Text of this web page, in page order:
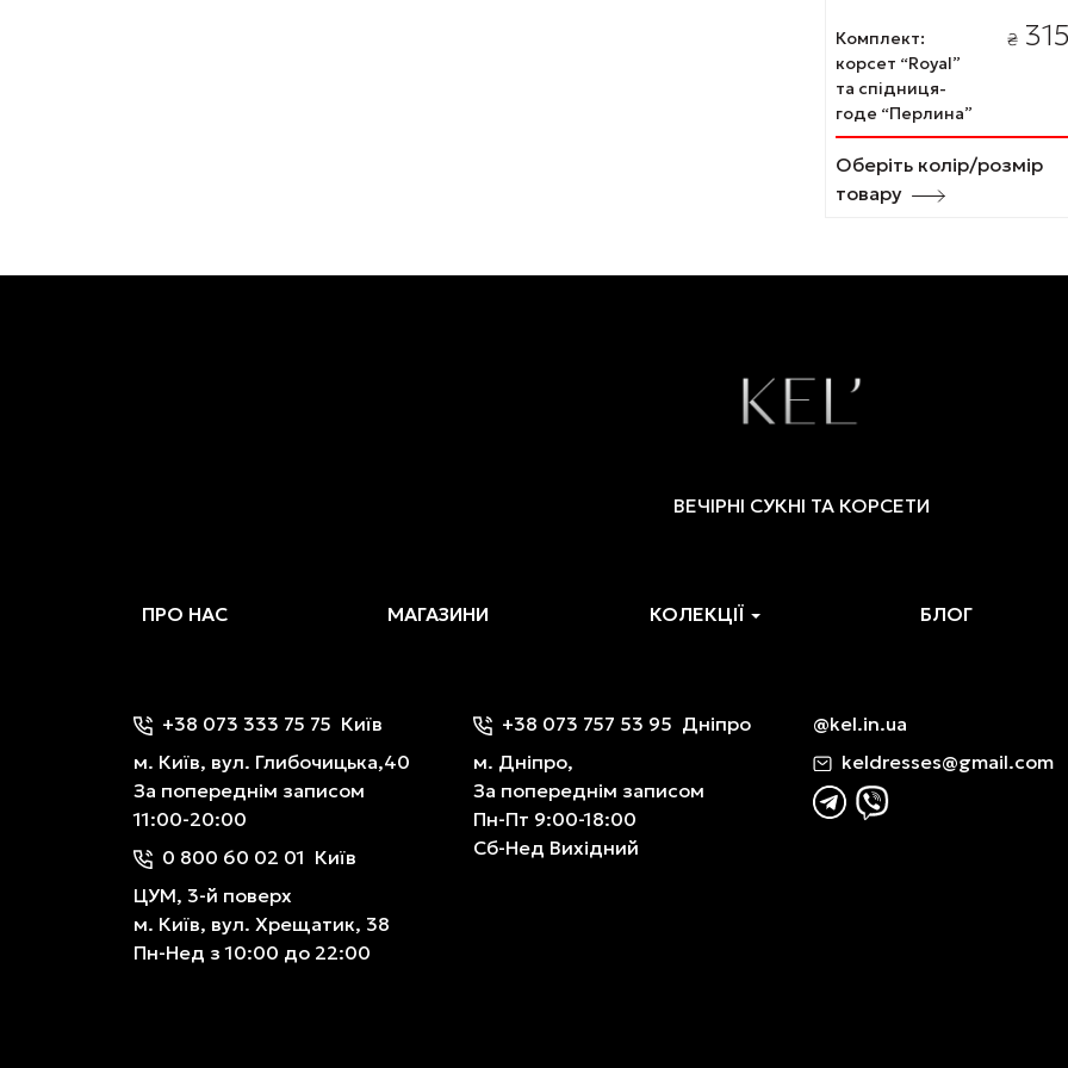
Комплект:
корсет “Royal”
та спідниця-
годе “Перлина”
₴
Оберіть колір/розмір
товару
ВЕЧІРНІ СУКНІ ТА КОРСЕТИ
ПРО НАС МАГАЗИНИ КОЛЕКЦІЇ БЛОГ
+38 073 333 75 75 Київ
м. Київ, вул. Глибочицька,40
За попереднім записом
11:00-20:00
0 800 60 02 01 Київ
ЦУМ, 3-й поверх
м. Київ, вул. Хрещатик, 38
Пн-Нед з 10:00 до 22:00
+38 073 757 53 95 Дніпро
м. Дніпро,
За попереднім записом
Пн-Пт 9:00-18:00
Сб-Нед Вихідний
@kel.in.ua
keldresses@gmail.com